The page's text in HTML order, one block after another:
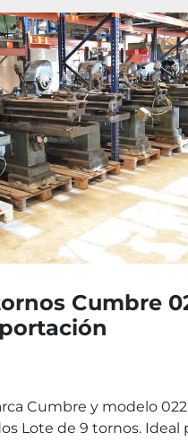
Cumbre
Cumbre y modelo 022
Lote de 9 tornos. Ideal